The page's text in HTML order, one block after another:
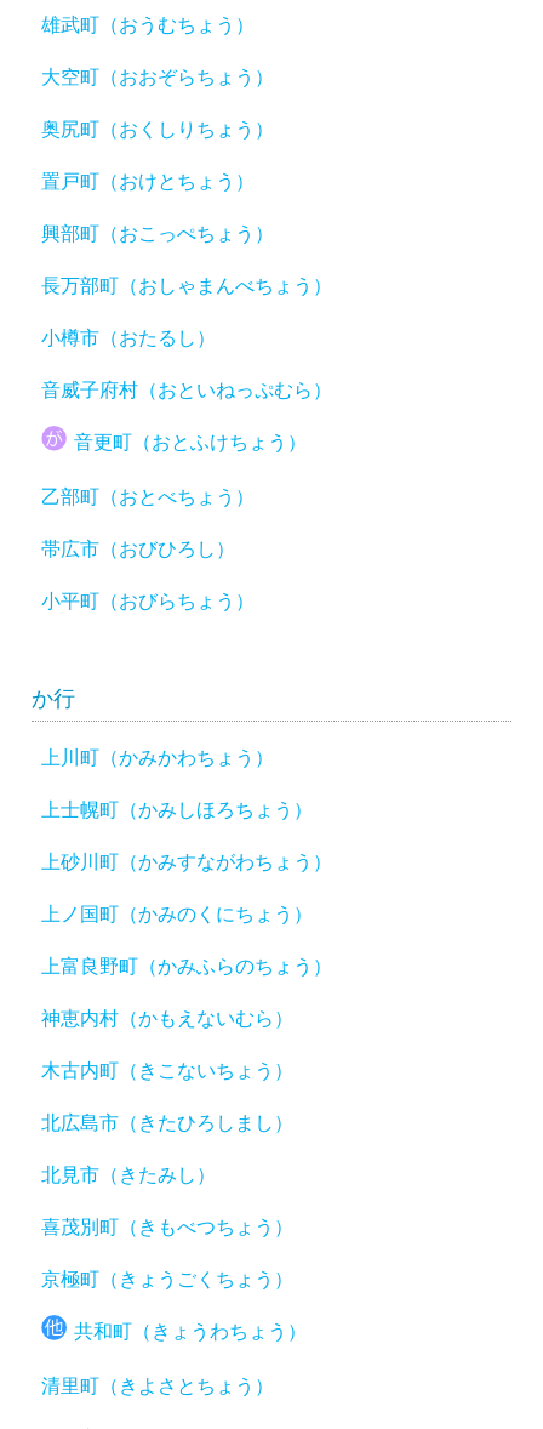
雄武町（おうむちょう）
大空町（おおぞらちょう）
奥尻町（おくしりちょう）
置戸町（おけとちょう）
興部町（おこっぺちょう）
長万部町（おしゃまんべちょう）
小樽市（おたるし）
音威子府村（おといねっぷむら）
音更町（おとふけちょう）
乙部町（おとべちょう）
帯広市（おびひろし）
小平町（おびらちょう）
か行
上川町（かみかわちょう）
上士幌町（かみしほろちょう）
上砂川町（かみすながわちょう）
上ノ国町（かみのくにちょう）
上富良野町（かみふらのちょう）
神恵内村（かもえないむら）
木古内町（きこないちょう）
北広島市（きたひろしまし）
北見市（きたみし）
喜茂別町（きもべつちょう）
京極町（きょうごくちょう）
共和町（きょうわちょう）
清里町（きよさとちょう）